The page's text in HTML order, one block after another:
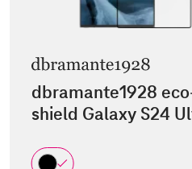
dbramante1928
shield Galaxy S24